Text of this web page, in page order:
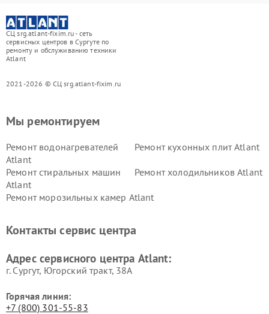
СЦ srg.atlant-fixim.ru - сеть
сервисных центров в Сургуте по
ремонту и обслуживанию техники
Atlant
2021-2026 © СЦ srg.atlant-fixim.ru
Мы ремонтируем
Ремонт водонагревателей
Atlant
Ремонт кухонных плит Atlant
Ремонт стиральных машин
Atlant
Ремонт холодильников Atlant
Ремонт морозильных камер Atlant
Контакты сервис центра
Адрес сервисного центра Atlant:
г. Сургут, Югорский тракт, 38А
Горячая линия:
+7 (800) 301-55-83